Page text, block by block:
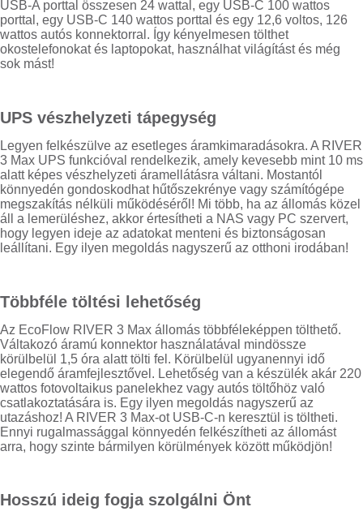
USB-A porttal összesen 24 wattal, egy USB-C 100 wattos
porttal, egy USB-C 140 wattos porttal és egy 12,6 voltos, 126
wattos autós konnektorral. Így kényelmesen tölthet
okostelefonokat és laptopokat, használhat világítást és még
sok mást!
UPS vészhelyzeti tápegység
Legyen felkészülve az esetleges áramkimaradásokra. A RIVER
3 Max UPS funkcióval rendelkezik, amely kevesebb mint 10 ms
alatt képes vészhelyzeti áramellátásra váltani. Mostantól
könnyedén gondoskodhat hűtőszekrénye vagy számítógépe
megszakítás nélküli működéséről! Mi több, ha az állomás közel
áll a lemerüléshez, akkor értesítheti a NAS vagy PC szervert,
hogy legyen ideje az adatokat menteni és biztonságosan
leállítani. Egy ilyen megoldás nagyszerű az otthoni irodában!
Többféle töltési lehetőség
Az EcoFlow RIVER 3 Max állomás többféleképpen tölthető.
Váltakozó áramú konnektor használatával mindössze
körülbelül 1,5 óra alatt tölti fel. Körülbelül ugyanennyi idő
elegendő áramfejlesztővel. Lehetőség van a készülék akár 220
wattos fotovoltaikus panelekhez vagy autós töltőhöz való
csatlakoztatására is. Egy ilyen megoldás nagyszerű az
utazáshoz! A RIVER 3 Max-ot USB-C-n keresztül is töltheti.
Ennyi rugalmassággal könnyedén felkészítheti az állomást
arra, hogy szinte bármilyen körülmények között működjön!
Hosszú ideig fogja szolgálni Önt